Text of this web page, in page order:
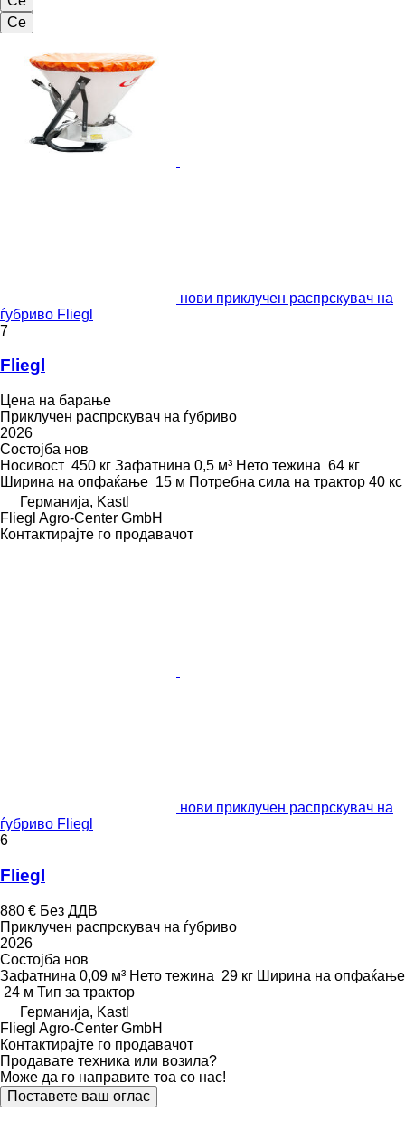
Се
нови приклучен распрскувач на
ѓубриво Fliegl
7
Fliegl
Цена на барање
Приклучен распрскувач на ѓубриво
2026
Состојба нов
Носивост 450 кг Зафатнина 0,5 м³ Нето тежина 64 кг
Ширина на опфаќање 15 м Потребна сила на трактор 40 кс
Германија, Kastl
Fliegl Agro-Center GmbH
Контактирајте го продавачот
нови приклучен распрскувач на
ѓубриво Fliegl
6
Fliegl
880 € Без ДДВ
Приклучен распрскувач на ѓубриво
2026
Состојба нов
Зафатнина 0,09 м³ Нето тежина 29 кг Ширина на опфаќање
24 м Тип за трактор
Германија, Kastl
Fliegl Agro-Center GmbH
Контактирајте го продавачот
Продавате техника или возила?
Може да го направите тоа со нас!
Поставете ваш оглас